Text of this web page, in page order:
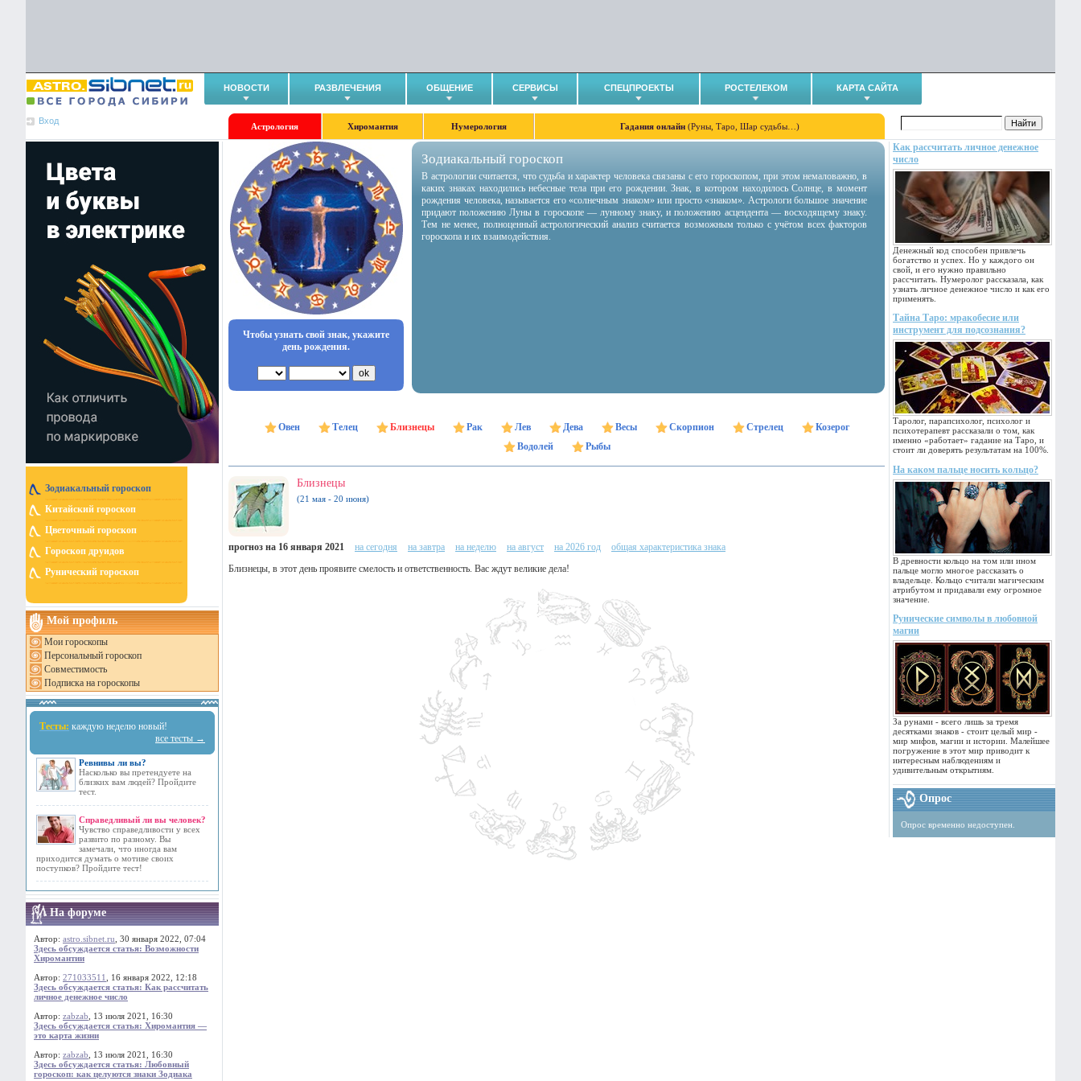
НОВОСТИ РАЗВЛЕЧЕНИЯ ОБЩЕНИЕ СЕРВИСЫ СПЕЦПРОЕКТЫ РОСТЕЛЕКОМ КАРТА САЙТА
Вход
Астрология Хиромантия Нумерология Гадания онлайн (Руны, Таро, Шар судьбы…)
Зодиакальный гороскоп
Китайский гороскоп
Цветочный гороскоп
Гороскоп друидов
Рунический гороскоп
Мой профиль
Мои гороскопы
Персональный гороскоп
Совместимость
Подписка на гороскопы
Тесты: каждую неделю новый!
все тесты →
Ревнивы ли вы?
Насколько вы претендуете на
близких вам людей? Пройдите
тест.
Справедливый ли вы человек?
Чувство справедливости у всех
развито по разному. Вы
замечали, что иногда вам
приходится думать о мотиве своих
поступков? Пройдите тест!
На форуме
Автор: astro.sibnet.ru , 30 января 2022, 07:04
Здесь обсуждается статья: Возможности
Хиромантии
Автор: 271033511
, 16 января 2022, 12:18
Здесь обсуждается статья: Как рассчитать
личное денежное число
Автор: zabzab , 13 июля 2021, 16:30
Здесь обсуждается статья: Хиромантия —
это карта жизни
Автор: zabzab , 13 июля 2021, 16:30
Здесь обсуждается статья: Любовный
гороскоп: как целуются знаки Зодиака
Как рассчитать личное денежное
число
Денежный код способен привлечь
богатство и успех. Но у каждого он
свой, и его нужно правильно
рассчитать. Нумеролог рассказала, как
узнать личное денежное число и как его
применять.
Тайна Таро: мракобесие или
инструмент для подсознания?
Таролог, парапсихолог, психолог и
психотерапевт рассказали о том, как
именно «работает» гадание на Таро, и
стоит ли доверять результатам на 100%.
На каком пальце носить кольцо?
В древности кольцо на том или ином
пальце могло многое рассказать о
владельце. Кольцо считали магическим
атрибутом и придавали ему огромное
значение.
Рунические символы в любовной
магии
За рунами - всего лишь за тремя
десятками знаков - стоит целый мир -
мир мифов, магии и истории. Малейшее
погружение в этот мир приводит к
интересным наблюдениям и
удивительным открытиям.
Опрос
Опрос временно недоступен.
Чтобы узнать свой знак, укажите
день рождения.
Зодиакальный гороскоп
В астрологии считается, что судьба и характер человека связаны с его гороскопом, при этом немаловажно, в
каких знаках находились небесные тела при его рождении. Знак, в котором находилось Солнце, в момент
рождения человека, называется его «солнечным знаком» или просто «знаком». Астрологи большое значение
придают положению Луны в гороскопе — лунному знаку, и положению асцендента — восходящему знаку.
Тем не менее, полноценный астрологический анализ считается возможным только с учётом всех факторов
гороскопа и их взаимодействия.
Овен Телец Близнецы Рак Лев Дева Весы Скорпион Стрелец
Козерог
Водолей
Рыбы
Близнецы
(21 мая - 20 июня)
прогноз на 16 января 2021 на сегодня на завтра на неделю на август на 2026 год
общая характеристика знака
Близнецы, в этот день проявите смелость и ответственность. Вас ждут великие дела!